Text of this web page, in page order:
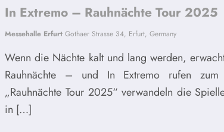
In Extremo – Rauhnächte Tour 2025
Messehalle ErfurtGothaer Strasse 34, Erfurt, Germany
Wenn die Nächte kalt und lang werden,
Rauhnächte – und In Extremo rufen
„Rauhnächte Tour 2025“ verwandeln die
in […]